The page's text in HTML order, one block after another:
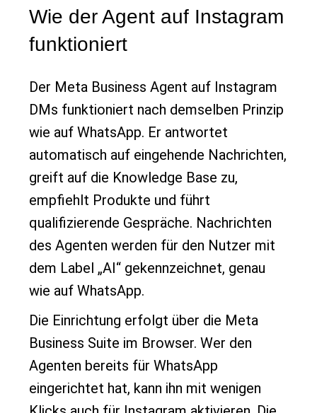
Wie der Agent auf Instagram
funktioniert
Der Meta Business Agent auf Instagram
DMs funktioniert nach demselben Prinzip
wie auf WhatsApp. Er antwortet
automatisch auf eingehende Nachrichten,
greift auf die Knowledge Base zu,
empfiehlt Produkte und führt
qualifizierende Gespräche. Nachrichten
des Agenten werden für den Nutzer mit
dem Label „AI“ gekennzeichnet, genau
wie auf WhatsApp.
Die Einrichtung erfolgt über die Meta
Business Suite im Browser. Wer den
Agenten bereits für WhatsApp
eingerichtet hat, kann ihn mit wenigen